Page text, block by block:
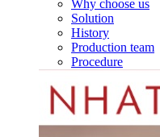
Why choose us
Solution
History
Production team
Procedure